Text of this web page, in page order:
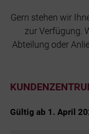
Gern stehen wir
zur Verfügung.
Abteilung oder
Gültig ab 1. April